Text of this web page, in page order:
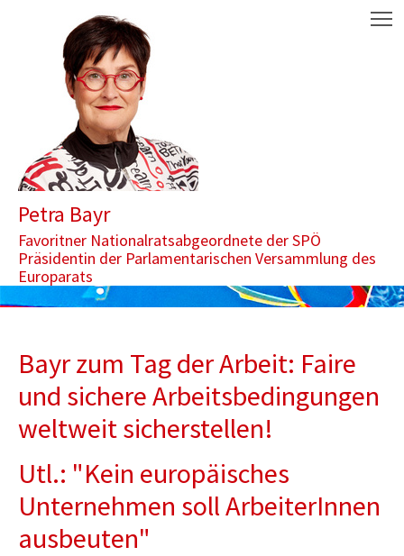
Aktuelle Seite: Bayr zum Tag der Arbeit: Faire und sichere
Petra Bayr
Favoritner Nationalratsabgeordnete der SPÖ
Präsidentin der Parlamentarischen Versammlung des
Europarats
Bayr zum Tag der Arbeit: Faire
und sichere Arbeitsbedingungen
weltweit sicherstellen!
Utl.: "Kein europäisches
Unternehmen soll ArbeiterInnen
ausbeuten"